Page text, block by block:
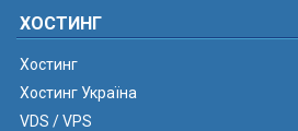
ХОСТИНГ
Хостинг
Хостинг Україна
VDS / VPS